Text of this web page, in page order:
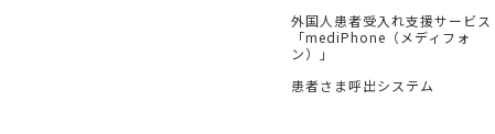
外国人患者受入れ支援サービス
「mediPhone（メディフォ
ン）」
患者さま呼出システム